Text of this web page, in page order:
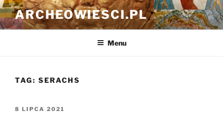
Przejdź
do
treści
ARCHEOWIESCI.PL
Menu
TAG: SERACHS
OPUBLIKOWANE
8 LIPCA 2021